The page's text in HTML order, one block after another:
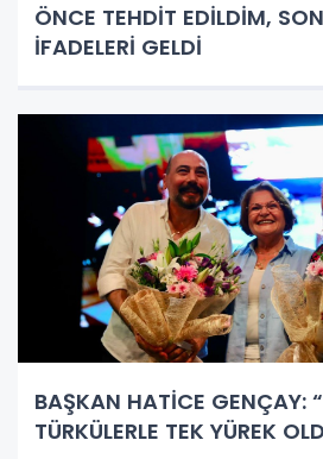
ÖNCE TEHDİT EDİLDİM,
İFADELERİ GELDİ
BAŞKAN HATİCE GENÇAY:
TÜRKÜLERLE TEK YÜREK